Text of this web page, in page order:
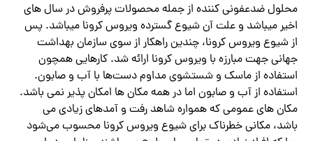
محلول ضدعفونی کننده از جمله محصولات پرفروش در سال های
اخیر میباشد و علت آن شیوع گسترده ویروس کرونا میباشد. پس
از شیوع ویروس کرونا، چندین راهکار از سوی سازمان بهداشت
جهانی جهت مبارزه با ویروس کرونا ارائه شد. کارهایی همچون
استفاده از ماسک و شستشوی مداوم دست‌ها با آب و صابون.
استفاده از آب و صابون اما در همه مکان ها امکان پذیر نمی باشد.
مکان های عمومی که همواره شاهد رفت و آمدهای زیادی می
باشد، مکانی خطرناک برای شیوع ویروس کرونا محسوب می‌شود